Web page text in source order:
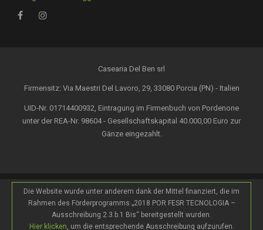
Casearia Del Ben srl
Firmensitz: Via Maestri Del Lavoro, 29, 33080 Porcia (PN) - Italien
UID-Nr. 01714400932, Eintragung im Firmenbuch von Pordenone
unter der REA-Nr. 98604 - Gesellschaftskapital 40.000,00 Euro zur
Gänze eingezahlt.
Die Website wurde unter anderem dank der Mittel finanziert, die im
Rahmen des Förderprogramms „2018 POR FESR TECNOLOGIA –
Ausschreibung 2.3.b.1 Bis“ bereitgestellt wurden.
Hier klicken , um die entsprechende Ausschreibung aufzurufen.